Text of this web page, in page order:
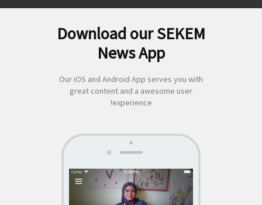
Download our SEKEM
News App
Our iOS and Android App serves you with
great content and a awesome user
experience!